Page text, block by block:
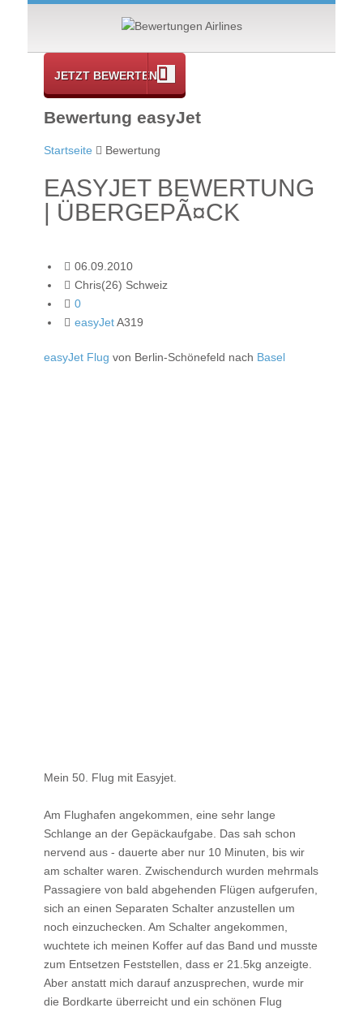
JETZT BEWERTEN
Bewertung easyJet
Startseite Bewertung
EASYJET BEWERTUNG
| ÜBERGEPÃ¤CK
06.09.2010
Chris(26) Schweiz
0
easyJetA319
easyJet Flug von Berlin-Schönefeld nach Basel
Mein 50. Flug mit Easyjet.
Am Flughafen angekommen, eine sehr lange
Schlange an der Gepäckaufgabe. Das sah schon
nervend aus - dauerte aber nur 10 Minuten, bis wir
am schalter waren. Zwischendurch wurden mehrmals
Passagiere von bald abgehenden Flügen aufgerufen,
sich an einen Separaten Schalter anzustellen um
noch einzuchecken. Am Schalter angekommen,
wuchtete ich meinen Koffer auf das Band und musste
zum Entsetzen Feststellen, dass er 21.5kg anzeigte.
Aber anstatt mich darauf anzusprechen, wurde mir
die Bordkarte überreicht und ein schönen Flug